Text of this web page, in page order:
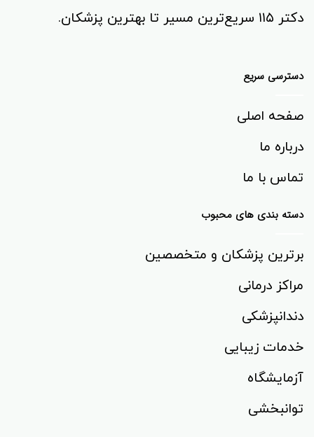
دکتر ۱۱۵ سریع‌ترین مسیر تا بهترین پزشکان.
دسترسی سریع
صفحه اصلی
درباره ما
تماس با ما
دسته بندی های محبوب
برترین پزشکان و متخصصین
مراکز درمانی
دندانپزشکی
خدمات زیبایی
آزمایشگاه
توانبخشی‌